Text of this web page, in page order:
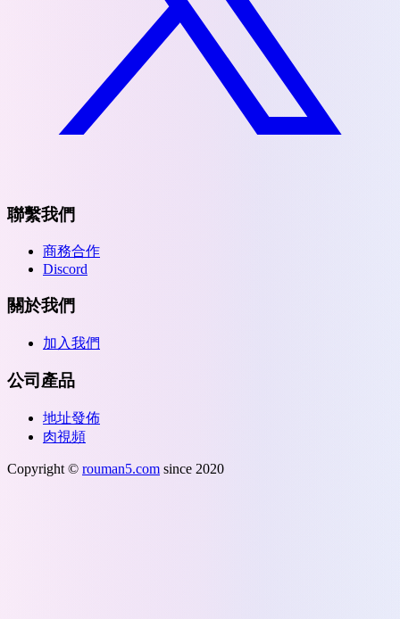
聯繫我們
商務合作
Discord
關於我們
加入我們
公司產品
地址發佈
肉視頻
Copyright © rouman5.com since 2020